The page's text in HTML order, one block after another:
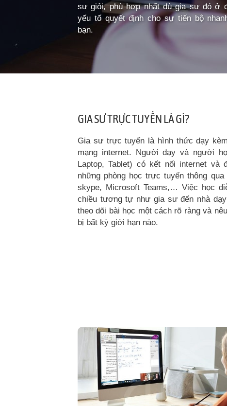
sư giỏi, phù hợp nhất dù gia sư đó ở
yếu tố quyết định cho sự tiến bộ
bạn.
GIA SƯ TRỰC TUYẾN LÀ GÌ?
Gia sư trực tuyến là hình thức dạy
mạng internet. Người dạy và người
Laptop, Tablet) có kết nối internet
những phòng học trực tuyến thông
skype, Microsoft Teams,… Việc học
chiều tương tự như gia sư đến nhà
theo dõi bài học một cách rõ ràng và
bị bất kỳ giới hạn nào.